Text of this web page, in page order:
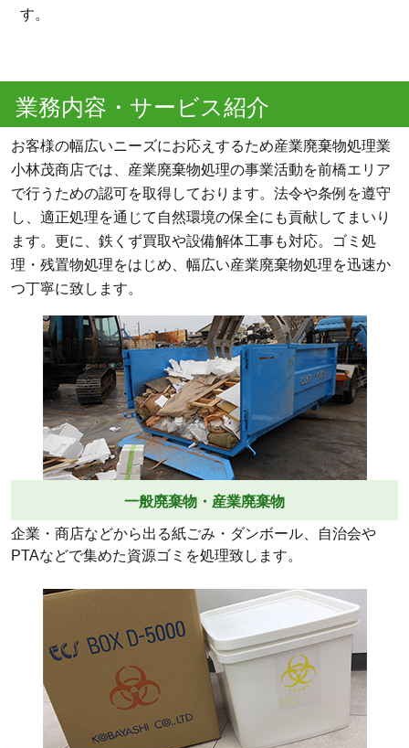
す。
業務内容・サービス紹介
お客様の幅広いニーズにお応えするため産業廃棄物処理業
小林茂商店では、産業廃棄物処理の事業活動を前橋エリア
で行うための認可を取得しております。法令や条例を遵守
し、適正処理を通じて自然環境の保全にも貢献してまいり
ます。更に、鉄くず買取や設備解体工事も対応。ゴミ処
理・残置物処理をはじめ、幅広い産業廃棄物処理を迅速か
つ丁寧に致します。
一般廃棄物・産業廃棄物
企業・商店などから出る紙ごみ・ダンボール、自治会や
PTAなどで集めた資源ゴミを処理致します。